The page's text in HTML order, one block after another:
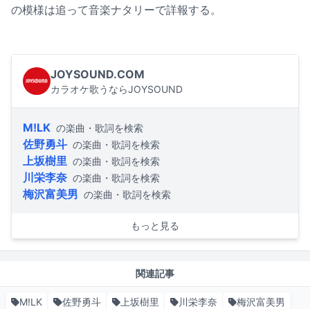
の模様は追って音楽ナタリーで詳報する。
JOYSOUND.COM
カラオケ歌うならJOYSOUND
M!LK の楽曲・歌詞を検索
佐野勇斗 の楽曲・歌詞を検索
上坂樹里 の楽曲・歌詞を検索
川栄李奈 の楽曲・歌詞を検索
梅沢富美男 の楽曲・歌詞を検索
もっと見る
関連記事
M!LK 佐野勇斗 上坂樹里 川栄李奈
梅沢富美男